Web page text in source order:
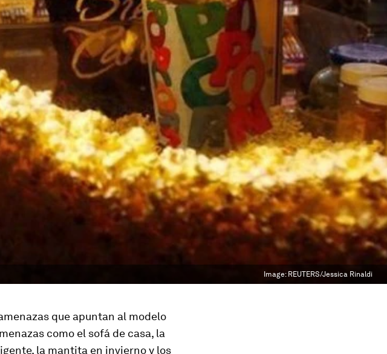
Image: REUTERS/Jessica Rinaldi
que apuntan al modelo
como el sofá de casa, la
la mantita en invierno y los